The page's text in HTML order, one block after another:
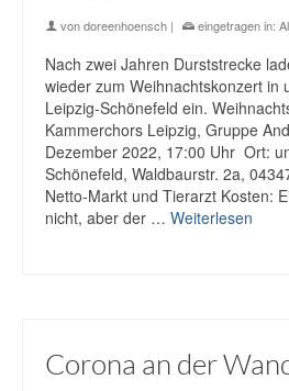
vondoreenhoensch | eingetragen in:
Nach zwei Jahren Durststrecke
wieder zum Weihnachtskonzert in
Leipzig-Schönefeld ein.
Kammerchors Leipzig, Gruppe
Dezember 2022, 17:00 Uhr Ort:
Schönefeld, Waldbaurstr. 2a,
Netto-Markt und Tierarzt Kosten:
nicht, aber der … Weiterlesen
Corona an der